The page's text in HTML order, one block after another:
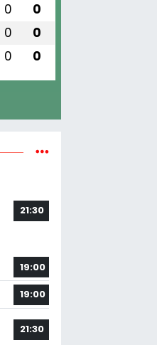
0 0
0 0
0 0
21:30
19:00
19:00
21:30